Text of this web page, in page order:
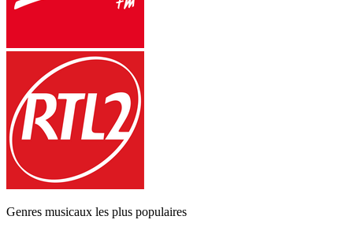
Genres musicaux les plus populaires